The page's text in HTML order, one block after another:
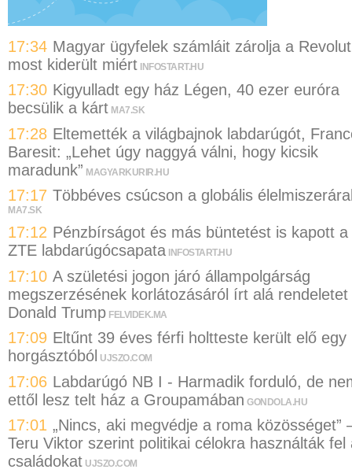
17:34 Magyar ügyfelek számláit zárolja a
most kiderült miért INFOSTART.HU
17:30 Kigyulladt egy ház Légen, 40 ezer euróra
becsülik a kárt MA7.SK
17:28 Eltemették a világbajnok labdarúgót,
Baresit: „Lehet úgy naggyá válni, hogy kicsik
maradunk” MAGYARKURIR.HU
17:17 Többéves csúcson a globális
MA7.SK
17:12 Pénzbírságot és más büntetést is kapott a
ZTE labdarúgócsapata INFOSTART.HU
17:10 A születési jogon járó állampolgárság
megszerzésének korlátozásáról írt alá rendeletet
Donald Trump FELVIDEK.MA
17:09 Eltűnt 39 éves férfi holtteste került elő egy
horgásztóból UJSZO.COM
17:06 Labdarúgó NB I - Harmadik forduló, de
ettől lesz telt ház a Groupamában GONDOLA.HU
17:01 „Nincs, aki megvédje a roma közösséget”
Teru Viktor szerint politikai célokra használták fel
családokat UJSZO.COM